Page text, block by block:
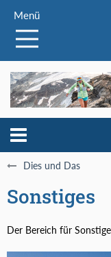
Menü
Dies und Das
Sonstiges
Der Bereich für